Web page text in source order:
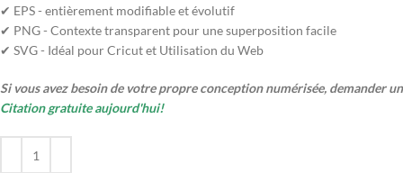
✔ EPS - entièrement modifiable et évolutif
✔ PNG - Contexte transparent pour une superposition facile
✔ SVG - Idéal pour Cricut et Utilisation du Web
Si vous avez besoin de votre propre conception numérisée, demander un
Citation gratuite aujourd'hui!